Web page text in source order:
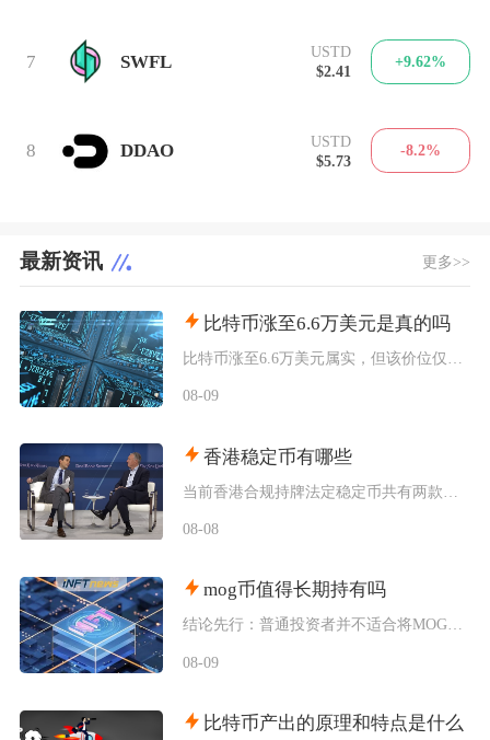
7 SWFL
USTD
$2.41
+9.62%
8 DDAO
USTD
$5.73
-8.2%
最新资讯 更多>>
比特币涨至6.6万美元是真的吗
08-09
香港稳定币有哪些
08-08
mog币值得长期持有吗
结论先行：普通投资者并不适合将MOG币作为长期持仓标的，仅适合拿出极小部分闲置资金博弈周期
08-09
比特币产出的原理和特点是什么